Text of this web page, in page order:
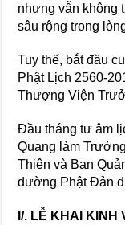
nhưng vẫn không
sâu rộng trong
Tuy thế, bắt đầu
Phật Lịch 2560-
Thượng Viện
Đầu tháng tư âm
Quang làm
Thiên và Ban
dường Phật Đản
I/. LỄ KHAI